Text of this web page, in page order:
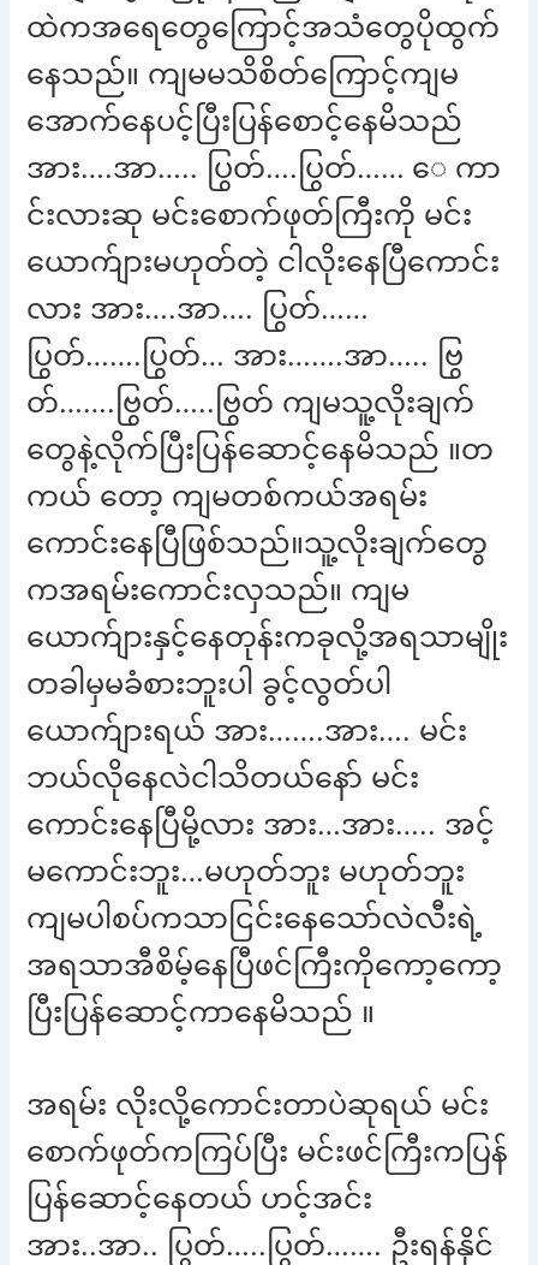
ထဲကအရေတွေကြောင့်အသံတွေပိုထွက်
နေသည်။ ကျမမသိစိတ်ကြောင့်ကျမ
အောက်နေပင့်ပြီးပြန်စောင့်နေမိသည်
အား….အာ….. ပြွတ်….ပြွတ်…… ေ ကာ
င်းလားဆု မင်းစောက်ဖုတ်ကြီးကို မင်း
ယောက်ျားမဟုတ်တဲ့ ငါလိုးနေပြီကောင်း
လား အား….အာ…. ပြွတ်……
ပြွတ်…….ပြွတ်… အား…….အာ….. ဗြွ
တ်…….ဗြွတ်…..ဗြွတ် ကျမသူ့လိုးချက်
တွေနဲ့လိုက်ပြီးပြန်ဆောင့်နေမိသည် ။တ
ကယ် တော့ ကျမတစ်ကယ်အရမ်း
ကောင်းနေပြီဖြစ်သည်။သူ့လိုးချက်တွေ
ကအရမ်းကောင်းလှသည်။ ကျမ
ယောက်ျားနှင့်နေတုန်းကခုလို့အရသာမျိုး
တခါမှမခံစားဘူးပါ ခွင့်လွတ်ပါ
ယောက်ျားရယ် အား…….အား…. မင်း
ဘယ်လိုနေလဲငါသိတယ်နော် မင်း
ကောင်းနေပြီမို့လား အား…အား….. အင့်
မကောင်းဘူး…မဟုတ်ဘူး မဟုတ်ဘူး
ကျမပါစပ်ကသာငြင်းနေသော်လဲလီးရဲ့
အရသာအီစိမ့်နေပြီဖင်ကြီးကိုကော့ကော့
ပြီးပြန်ဆောင့်ကာနေမိသည် ။
အရမ်း လိုးလို့ကောင်းတာပဲဆုရယ် မင်း
စောက်ဖုတ်ကကြပ်ပြီး မင်းဖင်ကြီးကပြန်
ပြန်ဆောင့်နေတယ် ဟင့်အင်း
အား..အာ.. ပြွတ်…..ပြွတ်……. ဦးရန်နိုင်